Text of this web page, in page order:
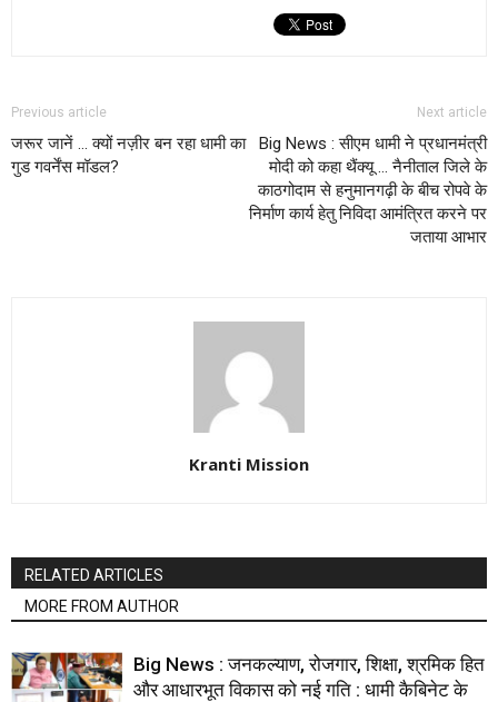
Previous article
जरूर जानें … क्यों नज़ीर बन रहा धामी का
गुड गवर्नेंस मॉडल?
Next article
Big News : सीएम धामी ने प्रधानमंत्री
मोदी को कहा थैंक्यू … नैनीताल जिले के
काठगोदाम से हनुमानगढ़ी के बीच रोपवे के
निर्माण कार्य हेतु निविदा आमंत्रित करने पर
जताया आभार
Kranti Mission
RELATED ARTICLES
MORE FROM AUTHOR
Big News : जनकल्याण, रोजगार, शिक्षा, श्रमिक हित
और आधारभूत विकास को नई गति : धामी कैबिनेट के